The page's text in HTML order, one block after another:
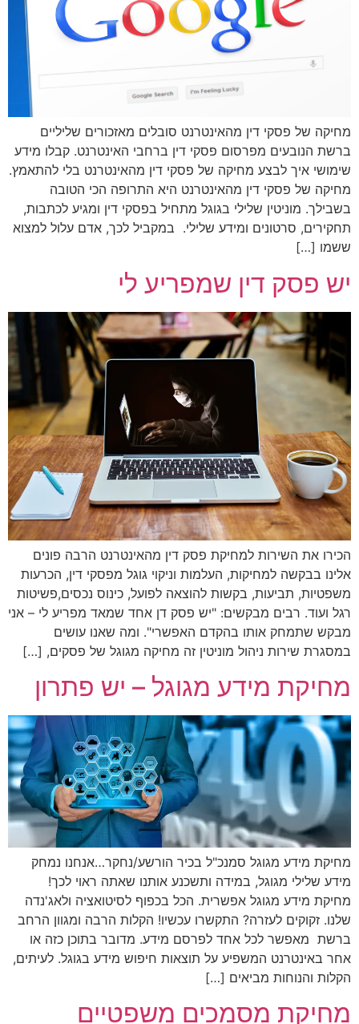
מחיקה של פסקי דין מהאינטרנט סובלים מאזכורים שליליים
ברשת הנובעים מפרסום פסקי דין ברחבי האינטרנט. קבלו מידע
שימושי איך לבצע מחיקה של פסקי דין מהאינטרנט בלי להתאמץ.
מחיקה של פסקי דין מהאינטרנט היא התרופה הכי הטובה
בשבילך. מוניטין שלילי בגוגל מתחיל בפסקי דין ומגיע לכתבות,
תחקירים, סרטונים ומידע שלילי. במקביל לכך, אדם עלול למצוא
ששמו […]
יש פסק דין שמפריע לי
הכירו את השירות למחיקת פסק דין מהאינטרנט הרבה פונים
אלינו בבקשה למחיקות, העלמות וניקוי גוגל מפסקי דין, הכרעות
משפטיות, תביעות, בקשות להוצאה לפועל, כינוס נכסים,פשיטות
רגל ועוד. רבים מבקשים: "יש פסק דן אחד שמאד מפריע לי – אני
מבקש שתמחק אותו בהקדם האפשרי". ומה שאנו עושים
במסגרת שירות ניהול מוניטין זה מחיקה מגוגל של פסקים, […]
מחיקת מידע מגוגל – יש פתרון
מחיקת מידע מגוגל סמנכ"ל בכיר הורשע/נחקר…אנחנו נמחק
מידע שלילי מגוגל, במידה ותשכנע אותנו שאתה ראוי לכך!
מחיקת מידע מגוגל אפשרית. הכל בכפוף לסיטואציה ולאג'נדה
שלנו. זקוקים לעזרה? התקשרו עכשיו! הקלות הרבה ומגוון הרחב
ברשת מאפשר לכל אחד לפרסם מידע. מדובר בתוכן כזה או
אחר באינטרנט המשפיע על תוצאות חיפוש מידע בגוגל. לעיתים,
הקלות והנוחות מביאים […]
מחיקת מסמכים משפטיים